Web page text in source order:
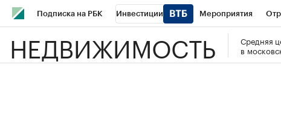
Подписка на РБК Инвестиции Мероприятия
Школа управления РБК РБК Образование РБК Курсы
НЕДВИЖИМОСТЬ
Средняя
в